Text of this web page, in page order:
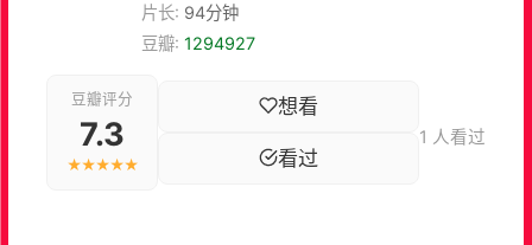
片长: 94分钟
豆瓣: 1294927
豆瓣评分
7.3
★★★★★
想看
看过
1 人看过